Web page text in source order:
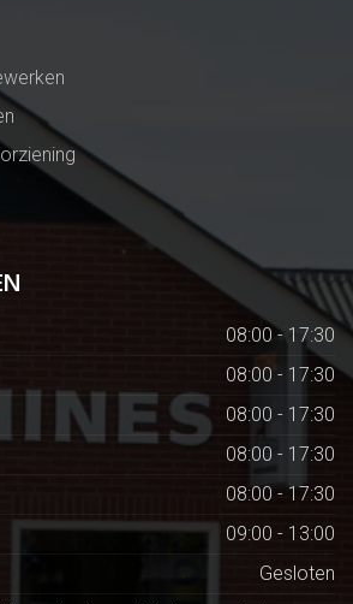
08:00 - 17:30
08:00 - 17:30
08:00 - 17:30
08:00 - 17:30
08:00 - 17:30
09:00 - 13:00
Gesloten